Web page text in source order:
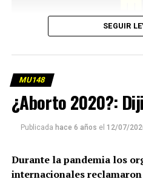
SEGUIR
MU148
¿Aborto 2020?:
Publicada hace 6 años el 12/07/
Durante la pandemia los
internacionales